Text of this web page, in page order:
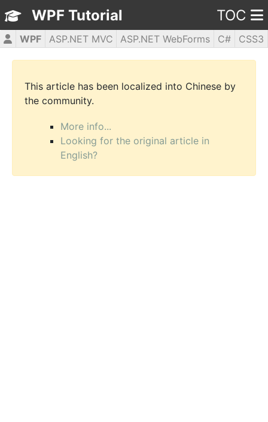
WPF Tutorial TOC
WPF ASP.NET MVC ASP.NET WebForms C#
CSS3
HTML5
JavaScript jQuery PHP5
This article has been localized into Chinese by
the community.
More info...
Looking for the original article in
English?